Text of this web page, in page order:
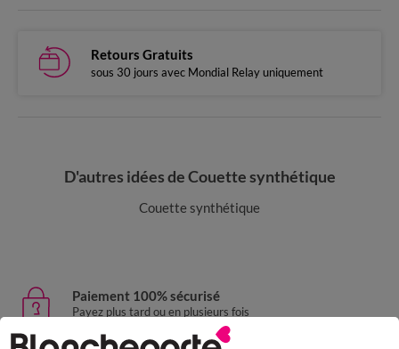
Retours Gratuits
sous 30 jours avec Mondial Relay uniquement
D'autres idées de Couette synthétique
Couette synthétique
Paiement 100% sécurisé
Payez plus tard ou en plusieurs fois